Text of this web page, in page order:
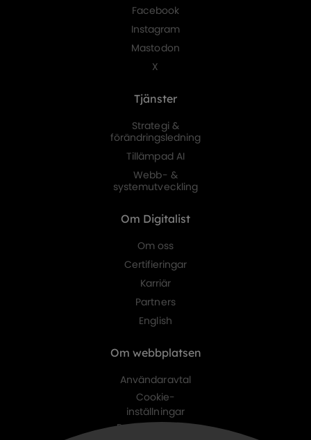
Facebook
Instagram
Mastodon
X
Tjänster
Strategi &
förändringsledning
Tillämpad AI
Webb- &
systemutveckling
Om Digitalist
Om oss
Certifieringar
Karriär
Partners
English
Om webbplatsen
Användaravtal
Cookie-
inställningar
Personuppgifts-